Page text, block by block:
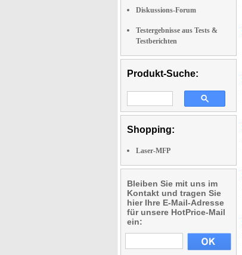
Diskussions-Forum
Testergebnisse aus Tests &
Testberichten
Produkt-Suche:
Shopping:
Laser-MFP
Bleiben Sie mit uns im
Kontakt und tragen Sie
hier Ihre E-Mail-Adresse
für unsere HotPrice-Mail
ein: